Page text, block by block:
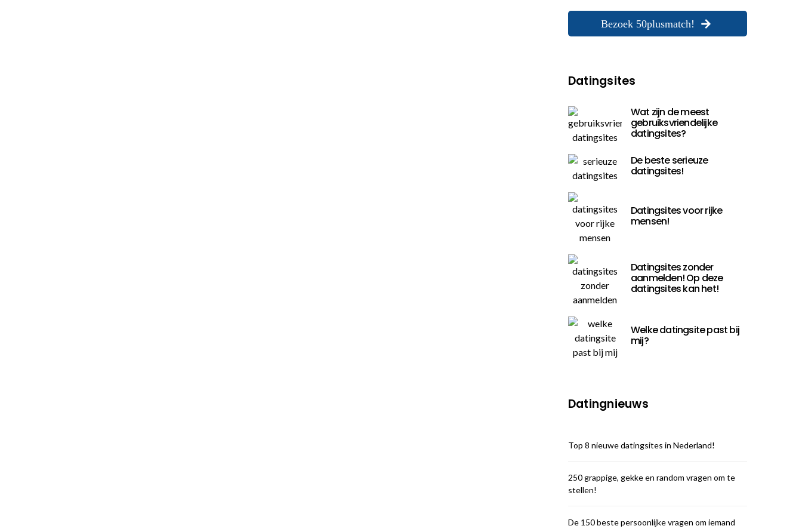
Bezoek 50plusmatch!
Datingsites
Wat zijn de meest
gebruiksvriendelijke
datingsites?
De beste serieuze
datingsites!
Datingsites voor rijke
mensen!
Datingsites zonder
aanmelden! Op deze
datingsites kan het!
Welke datingsite past bij
mij?
Datingnieuws
Top 8 nieuwe datingsites in Nederland!
250 grappige, gekke en random vragen om te
stellen!
De 150 beste persoonlijke vragen om iemand